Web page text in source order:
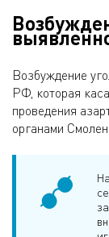
Возбуждение
РФ, которая
проведения
органами